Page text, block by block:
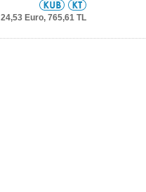
24,53 Euro, 765,61 TL